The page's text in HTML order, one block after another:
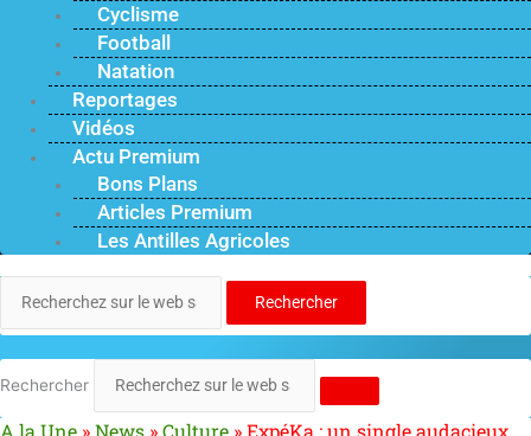
Cyclisme
Football
Natation
Reportages
Vidéos
Actu Premium
Bons Plans
Articles Premium
Les Antilles Agricoles
Rechercher
Rechercher
A la Une »News »Culture »ExpéKa : un single audacieux